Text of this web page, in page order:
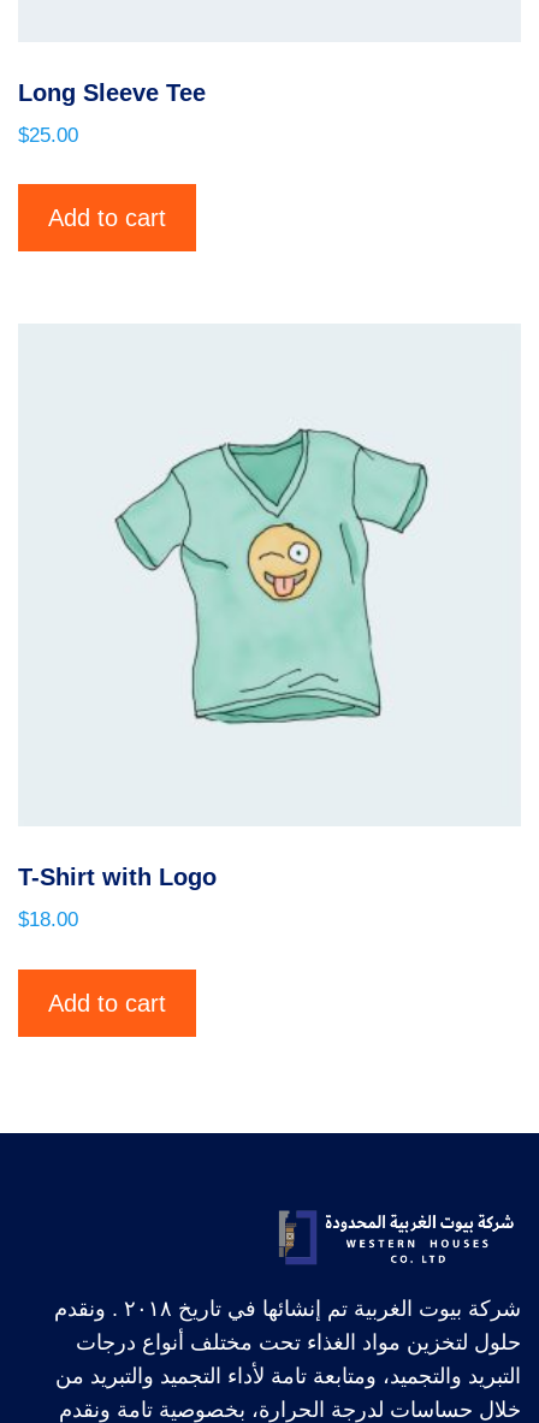
Long Sleeve Tee
$25.00
Add to cart
T-Shirt with Logo
$18.00
Add to cart
شركة بيوت الغربية تم إنشائها في تاريخ ۲۰۱۸ . ونقدم
حلول لتخزين مواد الغذاء تحت مختلف أنواع درجات
التبريد والتجميد، ومتابعة تامة لأداء التجميد والتبريد من
خلال حساسات لدرجة الحرارة، بخصوصية تامة ونقدم